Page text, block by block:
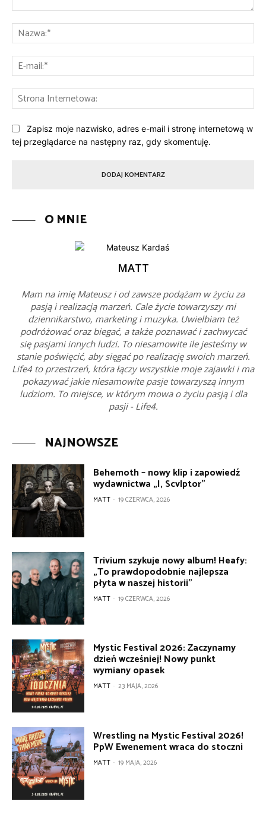
Zapisz moje nazwisko, adres e-mail i stronę internetową w
tej przeglądarce na następny raz, gdy skomentuję.
O MNIE
MATT
Mam na imię Mateusz i od zawsze podążam w życiu za
pasją i realizacją marzeń. Cale życie towarzyszy mi
dziennikarstwo, marketing i muzyka. Uwielbiam też
podróżować oraz biegać, a także poznawać i zachwycać
się pasjami innych ludzi. To niesamowite ile jesteśmy w
stanie poświęcić, aby sięgać po realizację swoich marzeń.
Life4 to przestrzeń, która łączy wszystkie moje zajawki i ma
pokazywać jakie niesamowite pasje towarzyszą innym
ludziom. To miejsce, w którym mowa o życiu pasją i dla
pasji - Life4.
NAJNOWSZE
Behemoth – nowy klip i zapowiedź
wydawnictwa „I, Scvlptor”
MATT - 19 CZERWCA, 2026
Trivium szykuje nowy album! Heafy:
„To prawdopodobnie najlepsza
płyta w naszej historii”
MATT - 19 CZERWCA, 2026
Mystic Festival 2026: Zaczynamy
dzień wcześniej! Nowy punkt
wymiany opasek
MATT - 23 MAJA, 2026
Wrestling na Mystic Festival 2026!
PpW Ewenement wraca do stoczni
MATT - 19 MAJA, 2026